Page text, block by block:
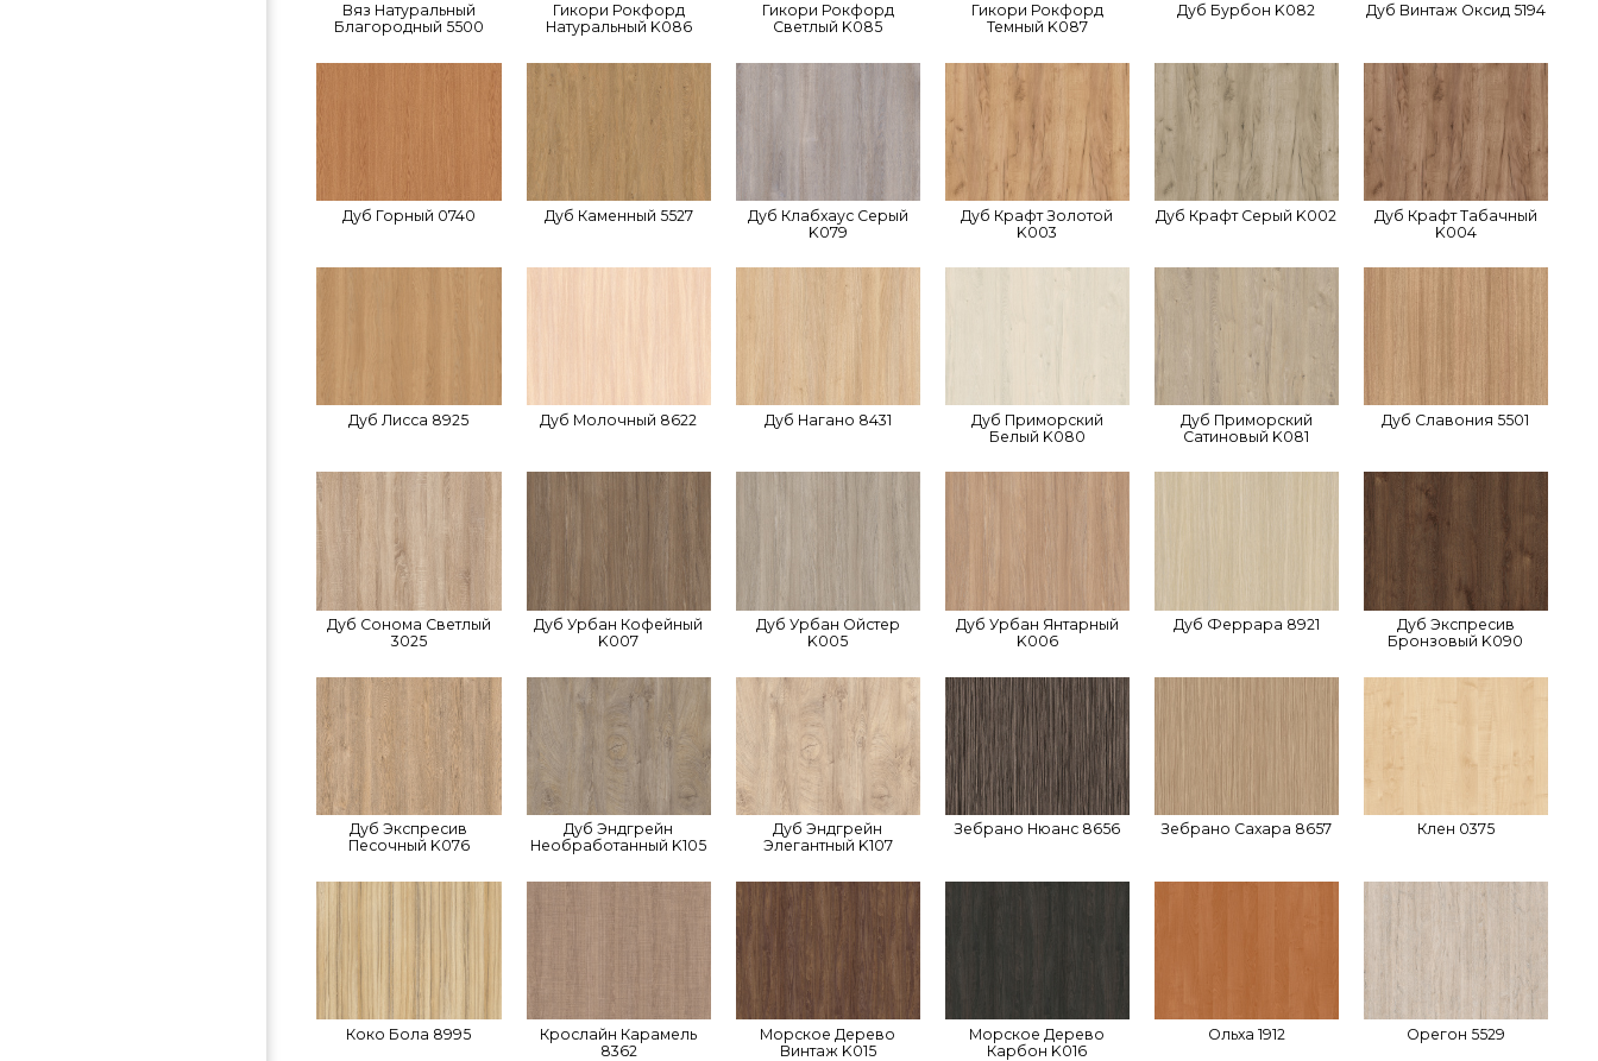
Вяз Натуральный
Благородный 5500
Гикори Рокфорд
Натуральный K086
Гикори Рокфорд
Светлый K085
Гикори Рокфорд
Темный K087
Дуб Бурбон K082 Дуб Винтаж Оксид 5194
Дуб Горный 0740 Дуб Каменный 5527
Дуб Клабхаус Серый
K079
Дуб Крафт Золотой
K003
Дуб Крафт Серый K002
Дуб Крафт Табачный
K004
Дуб Лисса 8925 Дуб Молочный 8622 Дуб Нагано 8431
Дуб Приморский
Белый K080
Дуб Приморский
Сатиновый K081
Дуб Славония 5501
Дуб Сонома Светлый
3025
Дуб Урбан Кофейный
K007
Дуб Урбан Ойстер
K005
Дуб Урбан Янтарный
K006
Дуб Феррара 8921
Дуб Экспресив
Бронзовый K090
Дуб Экспресив
Песочный K076
Дуб Эндгрейн
Необработанный K105
Дуб Эндгрейн
Элегантный K107
Зебрано Нюанс 8656 Зебрано Сахара 8657 Клен 0375
Коко Бола 8995
Крослайн Карамель
8362
Морское Дерево
Винтаж K015
Морское Дерево
Карбон K016
Ольха 1912 Орегон 5529